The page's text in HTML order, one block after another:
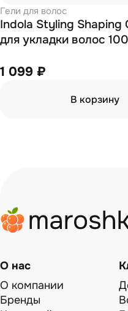
Гели для волос
Indola Styling Shaping
для укладки волос
1 099 ₽
В корзину
О нас
О компании
Бренды